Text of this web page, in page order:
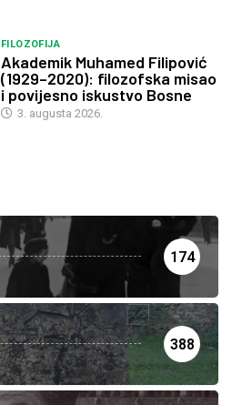
FILOZOFIJA
Akademik Muhamed Filipović
(1929–2020): filozofska misao
i povijesno iskustvo Bosne
3. augusta 2026.
174
388